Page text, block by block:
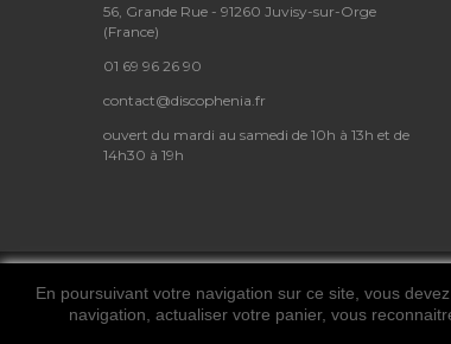
56, Grande Rue - 91260 Juvisy-sur-Orge
(France)
01 69 96 26 90
contact@discophenia.fr
ouvert du mardi au samedi de 10h à 13h et de
14h30 à 19h
En poursuivant votre navigation sur ce site, vous
navigation, actualiser votre panier, vous